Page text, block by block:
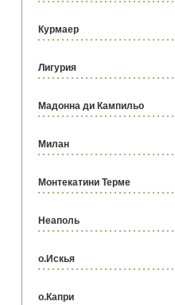
Курмаер
Лигурия
Мадонна ди Кампильо
Милан
Монтекатини Терме
Неаполь
о.Искья
о.Капри